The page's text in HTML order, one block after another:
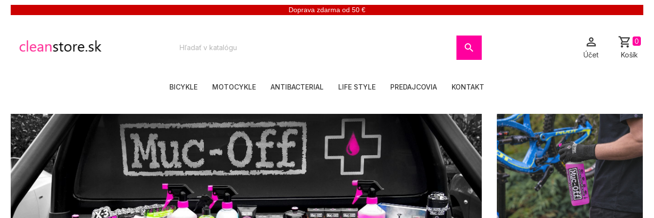
Doprava zdarma od 50 €
 
Účet
shopping_cart 0
Košík
BICYKLE MOTOCYKLE ANTIBACTERIAL LIFE STYLE PREDAJCOVIA KONTAKT